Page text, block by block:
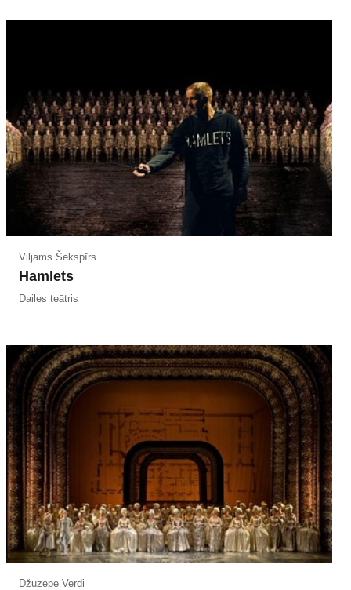
Viljams Šekspīrs
Hamlets
Dailes teātris
Džuzepe Verdi